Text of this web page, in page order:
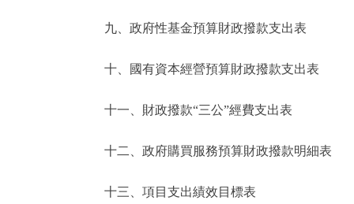
九、政府性基金預算財政撥款支出表
十、國有資本經營預算財政撥款支出表
十一、財政撥款“三公”經費支出表
十二、政府購買服務預算財政撥款明細表
十三、項目支出績效目標表